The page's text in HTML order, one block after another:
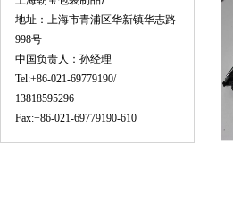
地址：上海市青浦区华新镇华志路
998号
中国负责人：孙经理
Tel:+86-021-69779190/
13818595296
Fax:+86-021-69779190-610